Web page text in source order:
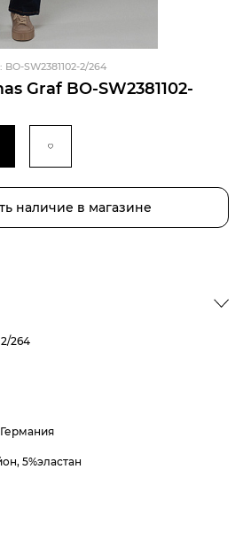
Graf BO-SW2381102-
SW2381102-2/264
наличие в магазине
264
Германия
5%эластан